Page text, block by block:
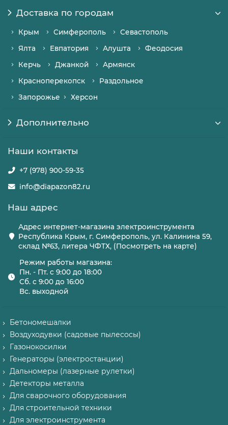
Доставка по городам
Крым Симферополь
Севастополь
Ялта
Евпатория Алушта
Феодосия
Керчь
Джанкой
Армянск
Красноперекопск
Раздольное
Запорожье
Херсон
Дополнительно
Наши контакты
+7 (978) 900-59-35
info@diapazon82.ru
Наш адрес
Адрес интернет-магазина электроинструмента
Республика Крым, г. Симферополь, ул. Калинина 59,
склад №63, литера ЧФТХ, (Посмотреть на карте)
Режим работы магазина:
Пн. - Пт. с 9:00 до 18:00
Сб. с 9:00 до 16:00
Вс. выходной
Бетономешалки
Воздуходувки (садовые пылесосы)
Газонокосилки
Генераторы (электростанции)
Дальномеры (лазерные рулетки)
Детекторы металла
Для сварочного оборудования
Для строительной техники
Для электроинструмента